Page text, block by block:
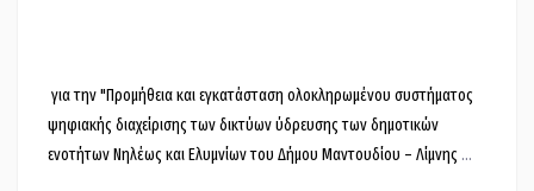
για την "Προμήθεια και εγκατάσταση ολοκληρωμένου συστήματος
ψηφιακής διαχείρισης των δικτύων ύδρευσης των δημοτικών
ενοτήτων Νηλέως και Ελυμνίων του Δήμου Μαντουδίου – Λίμνης –